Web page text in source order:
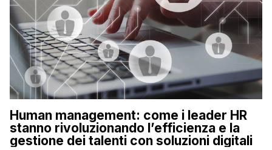
Human management: come i leader HR
stanno rivoluzionando l’efficienza e la
gestione dei talenti con soluzioni digitali